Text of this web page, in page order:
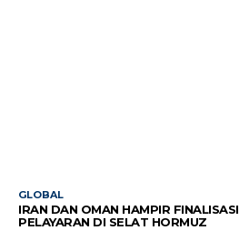
GLOBAL
IRAN DAN OMAN HAMPIR
PELAYARAN DI SELAT HORMUZ